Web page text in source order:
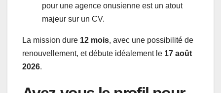
pour une agence onusienne est un atout
majeur sur un CV.
La mission dure 12 mois, avec une possibilité de
renouvellement, et débute idéalement le 17 août
2026.